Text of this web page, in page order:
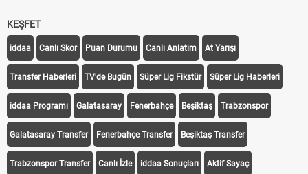
KEŞFET
iddaa Canlı Skor Puan Durumu Canlı Anlatım At Yarışı
Transfer Haberleri TV'de Bugün Süper Lig Fikstür Süper Lig Haberleri
iddaa Programı Galatasaray Fenerbahçe Beşiktaş Trabzonspor
Galatasaray Transfer Fenerbahçe Transfer Beşiktaş Transfer
Trabzonspor Transfer Canlı İzle iddaa Sonuçları Aktif Sayaç